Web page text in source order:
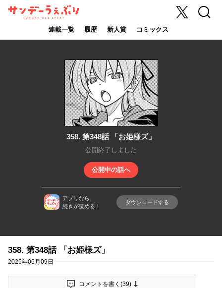
サンデーうぇ
連載一覧 履歴 新人賞 コミックス
X 検索
358. 第348話 「お姫様ズ」
公開終了しました
公開中の話へ
アプリなら
続きが読める！
ダウンロードする
358. 第348話 「お姫様ズ」
2026年06月09日
コメントを書く(39)